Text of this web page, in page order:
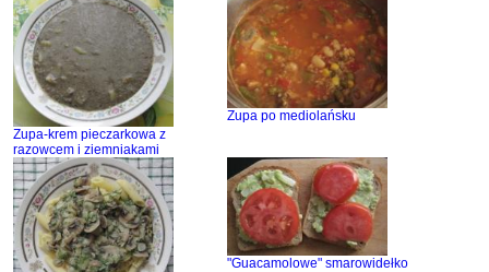
Zupa-krem pieczarkowa z
razowcem i ziemniakami
Zupa po mediolańsku
"Guacamolowe" smarowidełko